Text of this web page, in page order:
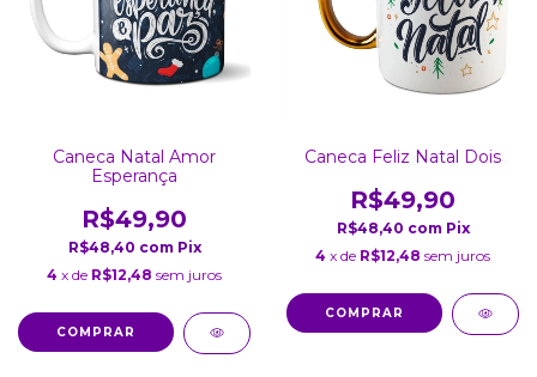
Caneca Natal Amor
Esperança
R$49,90
R$48,40 com Pix
4 x de R$12,48 sem juros
COMPRAR
Caneca Feliz Natal Dois
R$49,90
R$48,40 com Pix
4 x de R$12,48 sem juros
COMPRAR